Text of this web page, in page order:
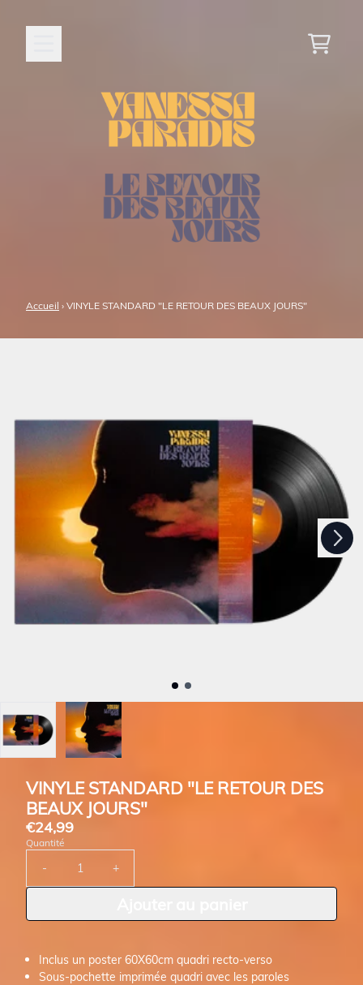
Panier
Accueil ›VINYLE STANDARD "LE RETOUR DES BEAUX JOURS"
Précédent
Suivant
VINYLE STANDARD "LE RETOUR DES
BEAUX JOURS"
€24,99
Quantité
- +
Inclus un poster 60X60cm quadri recto-verso
Sous-pochette imprimée quadri avec les paroles